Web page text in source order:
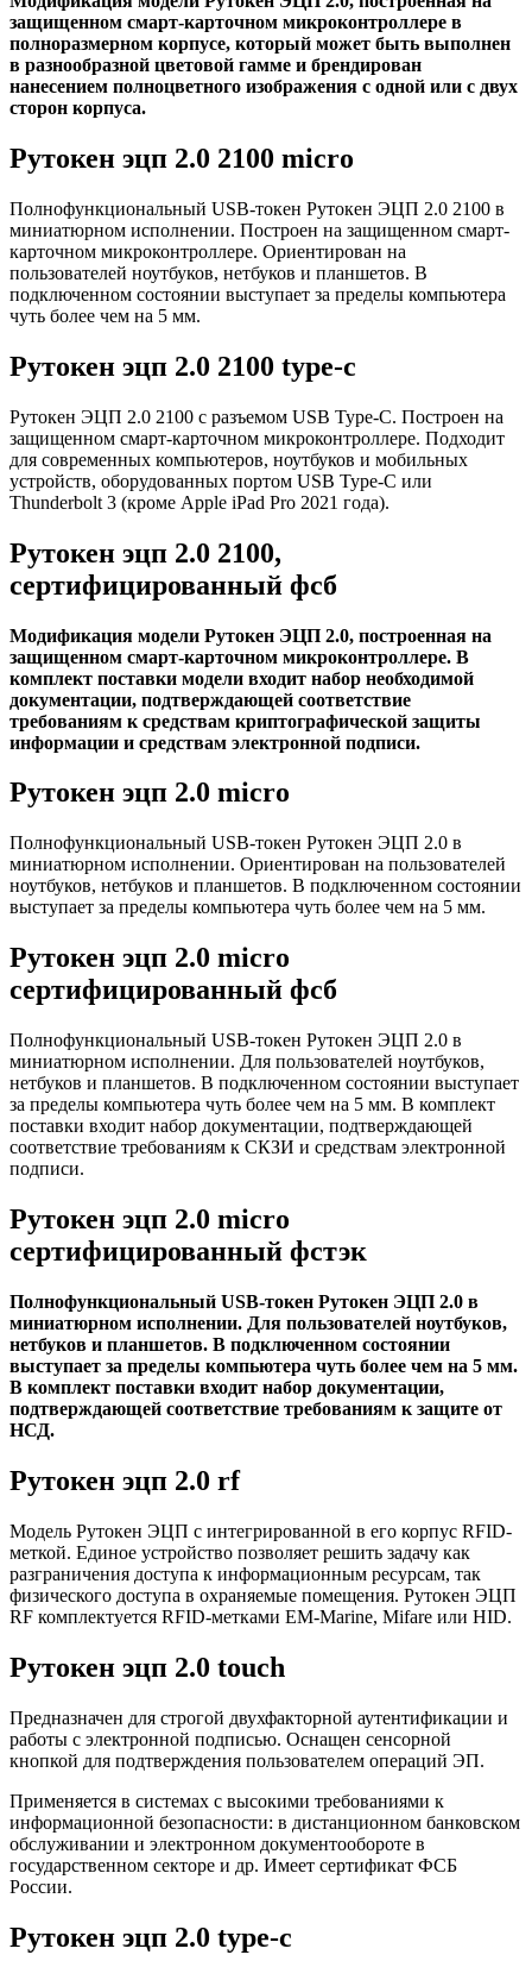
защищенном смарт-карточном микроконтроллере в
полноразмерном корпусе, который может быть выполнен
в разнообразной цветовой гамме и брендирован
нанесением полноцветного изображения с одной или с двух
сторон корпуса.
Рутокен эцп 2.0 2100 micro
Полнофункциональный USB-токен Рутокен ЭЦП 2.0 2100 в
миниатюрном исполнении. Построен на защищенном смарт-
карточном микроконтроллере. Ориентирован на
пользователей ноутбуков, нетбуков и планшетов. В
подключенном состоянии выступает за пределы компьютера
чуть более чем на 5 мм.
Рутокен эцп 2.0 2100 type-c
Рутокен ЭЦП 2.0 2100 с разъемом USB Type-C. Построен на
защищенном смарт-карточном микроконтроллере. Подходит
для современных компьютеров, ноутбуков и мобильных
устройств, оборудованных портом USB Type-C или
Thunderbolt 3 (кроме Apple iPad Pro 2021 года).
Рутокен эцп 2.0 2100,
сертифицированный фсб
Модификация модели Рутокен ЭЦП 2.0, построенная на
защищенном смарт-карточном микроконтроллере. В
комплект поставки модели входит набор необходимой
документации, подтверждающей соответствие
требованиям к средствам криптографической защиты
информации и средствам электронной подписи.
Рутокен эцп 2.0 micro
Полнофункциональный USB-токен Рутокен ЭЦП 2.0 в
миниатюрном исполнении. Ориентирован на пользователей
ноутбуков, нетбуков и планшетов. В подключенном состоянии
выступает за пределы компьютера чуть более чем на 5 мм.
Рутокен эцп 2.0 micro
сертифицированный фсб
Полнофункциональный USB-токен Рутокен ЭЦП 2.0 в
миниатюрном исполнении. Для пользователей ноутбуков,
нетбуков и планшетов. В подключенном состоянии выступает
за пределы компьютера чуть более чем на 5 мм. В комплект
поставки входит набор документации, подтверждающей
соответствие требованиям к СКЗИ и средствам электронной
подписи.
Рутокен эцп 2.0 micro
сертифицированный фстэк
Полнофункциональный USB-токен Рутокен ЭЦП 2.0 в
миниатюрном исполнении. Для пользователей ноутбуков,
нетбуков и планшетов. В подключенном состоянии
выступает за пределы компьютера чуть более чем на 5 мм.
В комплект поставки входит набор документации,
подтверждающей соответствие требованиям к защите от
НСД.
Рутокен эцп 2.0 rf
Модель Рутокен ЭЦП с интегрированной в его корпус RFID-
меткой. Единое устройство позволяет решить задачу как
разграничения доступа к информационным ресурсам, так
физического доступа в охраняемые помещения. Рутокен ЭЦП
RF комплектуется RFID-метками EM-Marine, Mifare или HID.
Рутокен эцп 2.0 touch
Предназначен для строгой двухфакторной аутентификации и
работы с электронной подписью. Оснащен сенсорной
кнопкой для подтверждения пользователем операций ЭП.
Применяется в системах с высокими требованиями к
информационной безопасности: в дистанционном банковском
обслуживании и электронном документообороте в
государственном секторе и др. Имеет сертификат ФСБ
России.
Рутокен эцп 2.0 type-c